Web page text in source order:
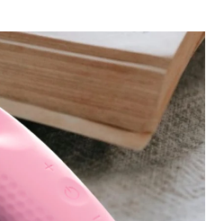
aging massage
mini
T-zone
eyes & lips
smoothing device
aging skincare
and red light therapy
device for young skin
silicone sonic toothbrush
sonic toothbrush
LED 護理
NEW
NEW
預計送達日期8/9/26
預計送達日期8/13/26
預計送達日期 8/13/26
預計送達日期 8/9/26
預計送達日期 8/13/26